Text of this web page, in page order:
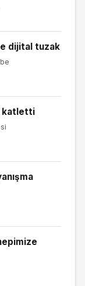
dijital tuzak
katletti